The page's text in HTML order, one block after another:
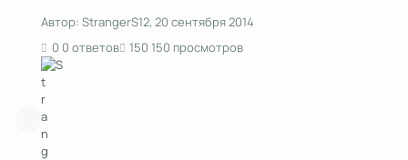
Автор: StrangerS12, 20 сентября 2014
0 ответов
150 просмотров